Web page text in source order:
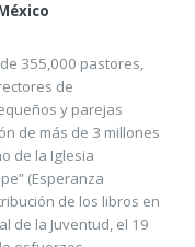
355,000 pastores,
de
y parejas
de más de 3 millones
de la Iglesia
(Esperanza
de los libros en
de la Juventud, el 19